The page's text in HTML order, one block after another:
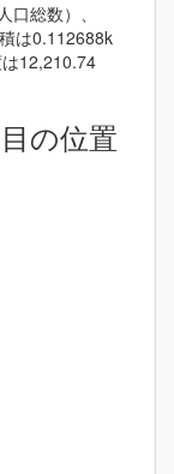
総数）、
は0.112688k
12,210.74
の位置